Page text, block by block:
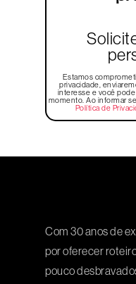
Estamos
privacidade,
interesse e você pode
momento. Ao informar
Política de
Com 30 anos de
por oferecer
pouco